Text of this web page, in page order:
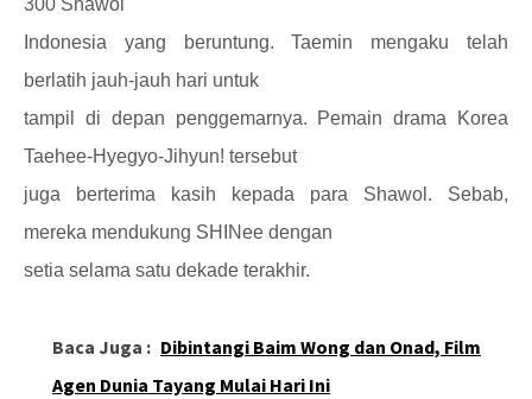
300 Shawol
Indonesia yang beruntung. Taemin mengaku telah
berlatih jauh-jauh hari untuk
tampil di depan penggemarnya. Pemain drama Korea
Taehee-Hyegyo-Jihyun! tersebut
juga berterima kasih kepada para Shawol. Sebab,
mereka mendukung SHINee dengan
setia selama satu dekade terakhir.
Baca Juga : Dibintangi Baim Wong dan Onad, Film
Agen Dunia Tayang Mulai Hari Ini